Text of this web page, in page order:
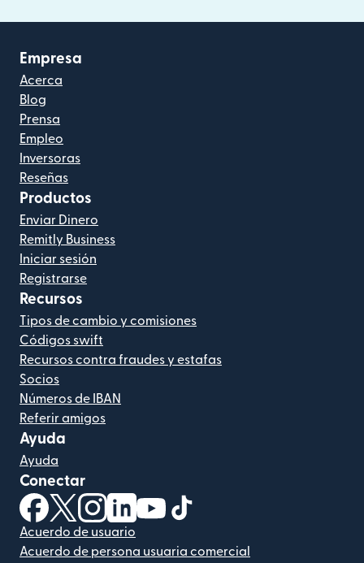
Empresa
Acerca
Blog
Prensa
Empleo
Inversoras
Reseñas
Productos
Enviar Dinero
Remitly Business
Iniciar sesión
Registrarse
Recursos
Tipos de cambio y comisiones
Códigos swift
Recursos contra fraudes y estafas
Socios
Números de IBAN
Referir amigos
Ayuda
Ayuda
Conectar
(se abre en una ventana nueva)
(se abre en una ventana nueva)
(se abre en una ventana nueva)
(se abre en una ventana nueva)
(se abre en una ventana nueva)
Acuerdo de usuario
Acuerdo de persona usuaria comercial